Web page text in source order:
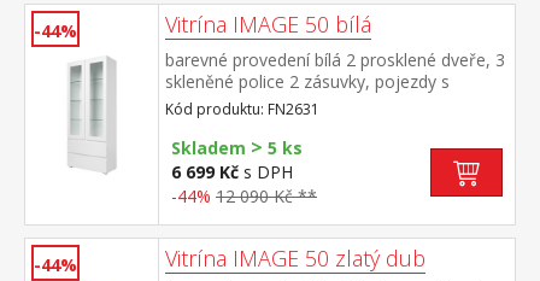
-44% Vitrína IMAGE 50 bílá
barevné provedení bílá 2 prosklené dveře, 3
skleněné police 2 zásuvky, pojezdy s
kuličkovými ložisky záda jsou oboustranná,
možno zvolit barevné provedení bílá nebo
zlatý dub
Kód produktu: FN2631
Skladem > 5 ks
6 699 Kč s DPH
-44% 12 090 Kč **
-44% Vitrína IMAGE 50 zlatý dub